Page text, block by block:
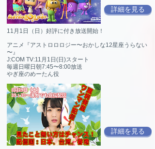
詳細を見る
11月1日（日）好評に付き放送開始！
アニメ『アストロロロジー〜おかしな12星座うらない
〜』
J:COM TV:11月1日(日)スタート
毎週日曜日朝7:45〜8:00放送
やぎ座のめーたん役
詳細を見る